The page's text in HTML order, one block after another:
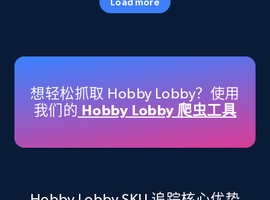
Title, Seller name, Brand, Description, Initial
price, Currency, Availability, Reviews count, and
more.
35.3K+ 5.7K+ 立即开始
想轻松抓取 Hobby Lobby？使用
我们的 Hobby Lobby 爬虫工具